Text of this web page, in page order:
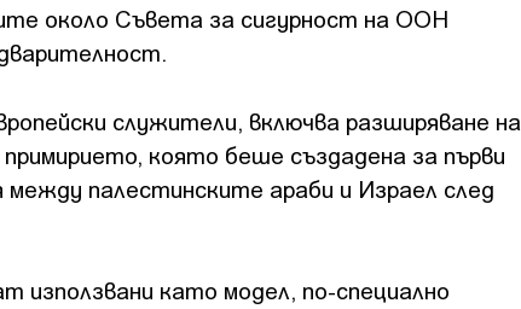
около Съвета за сигурност на ООН
служители, включва разширяване на
която беше създадена за първи
между палестинските араби и Израел след
като модел, по-специално